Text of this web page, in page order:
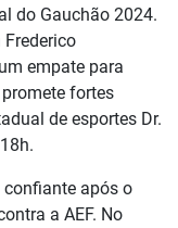
do Gauchão 2024.
Frederico
empate para
fortes
de esportes Dr.
confiante após o
a AEF. No